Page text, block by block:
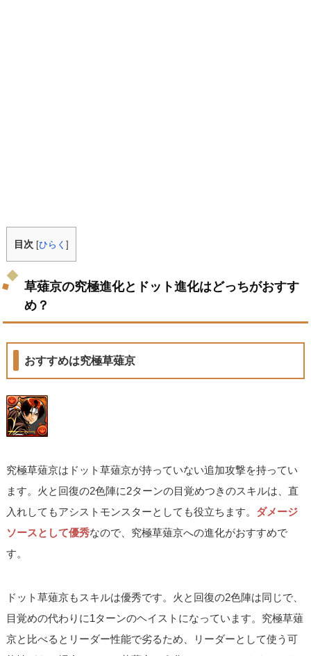
目次 [ひらく]
草薙京の究極進化とドット進化はどっちがおすす
め？
おすすめは究極草薙京
究極草薙京はドット草薙京が持っていない追加攻撃を持ってい
ます。火と回復の2色陣に2ターンの目覚めつきのスキルは、直
入れしてもアシストモンスターとしても役立ちます。 ダメージ
ソースとして優秀なので、究極草薙京への進化がおすすめで
す。
ドット草薙京もスキルは優秀です。火と回復の2色陣は同じで、
目覚めの代わりに1ターンのヘイストになっています。究極草薙
京と比べるとリーダー性能で劣るため、リーダーとして使う可